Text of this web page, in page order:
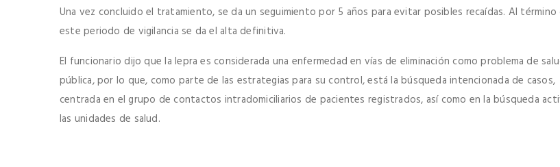
Una vez concluido el tratamiento, se da un seguimiento por 5 años para evitar posibles recaídas. Al término
este periodo de vigilancia se da el alta definitiva.
El funcionario dijo que la lepra es considerada una enfermedad en vías de eliminación como problema de
pública, por lo que, como parte de las estrategias para su control, está la búsqueda intencionada de casos,
centrada en el grupo de contactos intradomiciliarios de pacientes registrados, así como en la búsqueda
las unidades de salud.